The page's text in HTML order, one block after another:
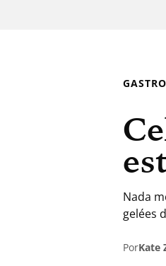
Nada
gelées
PorKate